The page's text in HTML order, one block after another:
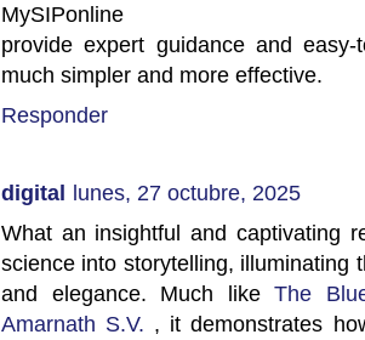
MySIPonline
provide expert guidance and
much simpler and more effective.
Responder
digital lunes, 27 octubre, 2025
What an insightful and captivating
science into storytelling, illuminating
and elegance. Much likeThe
Amarnath S.V. , it demonstrates